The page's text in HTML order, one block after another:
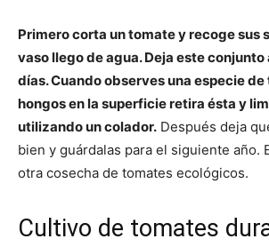
Primero corta un tomate y recoge sus
vaso llego de agua. Deja este
días. Cuando observes una especie
hongos en la superficie retira ésta y
utilizando un colador. Después deja
bien y guárdalas para el siguiente año.
otra cosecha de tomates ecológicos.
Cultivo de tomates